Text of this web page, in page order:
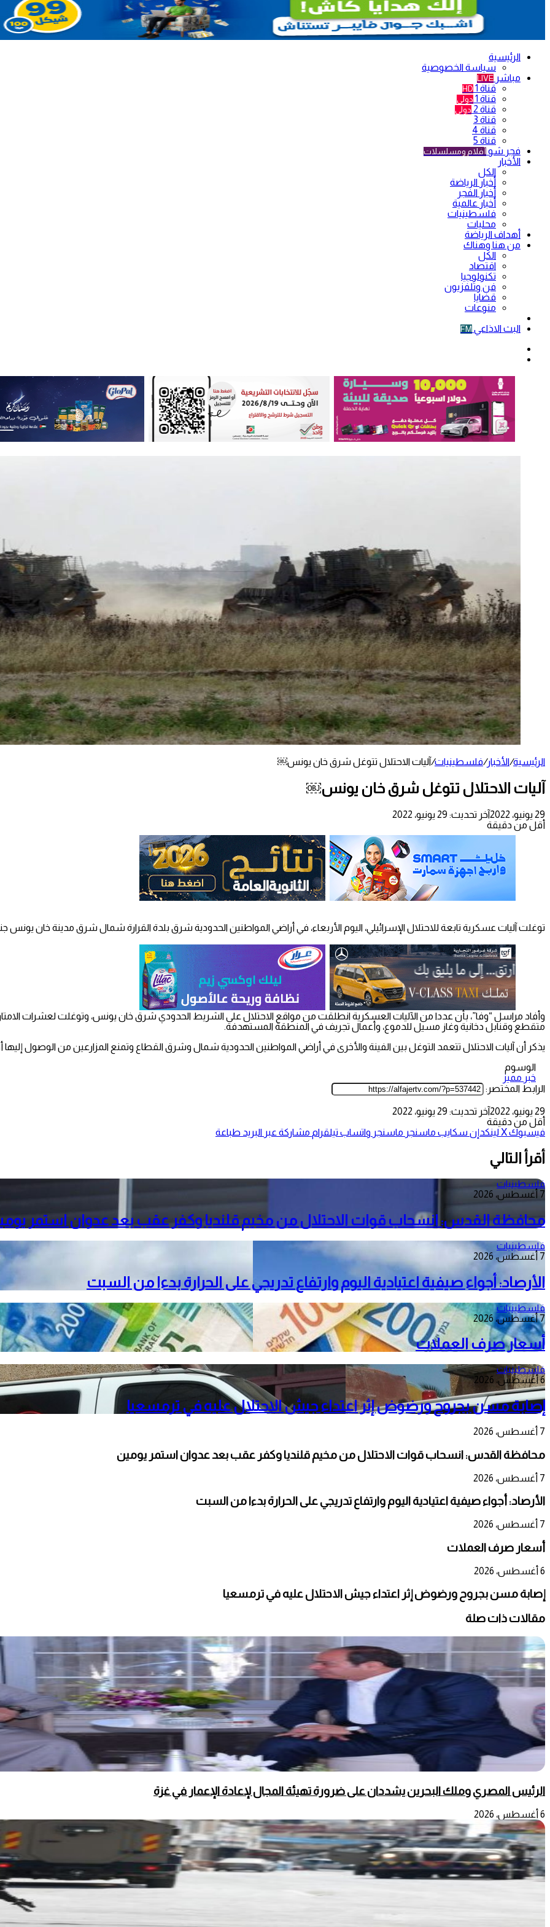
الرئيسية
سياسة الخصوصية
مباشر LIVE
قناة 1 HD
قناة 1 دولي
قناة 2 دولي
قناة 3
قناة 4
قناة 5
فجر شو أفلام ومسلسلات
الأخبار
الكل
أخبار الرياضة
أخبار الفجر
أخبار عالمية
فلسطينيات
محليات
أهداف الرياضة
من هنا وهناك
الكل
اقتصاد
تكنولوجيا
فن وتلفزيون
قضايا
منوعات
البث الاذاعي FM
الرئيسية/الأخبار/فلسطينيات/آليات الاحتلال تتوغل شرق خان يونس￼
آليات الاحتلال تتوغل شرق خان يونس￼
29 يونيو، 2022
آخر تحديث: 29 يونيو، 2022
أقل من دقيقة
توغلت آليات عسكرية تابعة للاحتلال الإسرائيلي، اليوم الأربعاء، في أراضي المواطنين الحدودية شرق بلدة القرارة شمال شرق مدينة خان
وأفاد مراسل “وفا”، بأن عددا من الآليات العسكرية انطلقت من مواقع الاحتلال على الشريط الحدودي شرق خان يونس، وتوغلت لعشرات الامتار
متقطع وقنابل دخانية وغاز مسيل للدموع، وأعمال تجريف في المنطقة المستهدفة.
يذكر أن آليات الاحتلال تتعمد التوغل بين الفينة والأخرى في أراضي المواطنين الحدودية شمال وشرق القطاع وتمنع المزارعين من الوصول إليها
الوسوم
خبر مميز
الرابط المختصر:
29 يونيو، 2022
آخر تحديث: 29 يونيو، 2022
أقل من دقيقة
فيسبوك‫Xلينكدإن سكايب ماسنجر ماسنجر واتساب تيلقرام مشاركة عبر البريد طباعة
أقرأ التالي
فلسطينيات
7 أغسطس، 2026
محافظة القدس: انسحاب قوات الاحتلال من مخيم قلنديا وكفر عقب بعد عدوان استمر
فلسطينيات
7 أغسطس، 2026
الأرصاد: أجواء صيفية اعتيادية اليوم وارتفاع تدريجي على الحرارة بدءا من السبت
فلسطينيات
7 أغسطس، 2026
أسعار صرف العملات
فلسطينيات
6 أغسطس، 2026
إصابة مسن بجروح ورضوض إثر اعتداء جيش الاحتلال عليه في ترمسعيا
7 أغسطس، 2026
محافظة القدس: انسحاب قوات الاحتلال من مخيم قلنديا وكفر عقب بعد عدوان استمر يومين
7 أغسطس، 2026
الأرصاد: أجواء صيفية اعتيادية اليوم وارتفاع تدريجي على الحرارة بدءا من السبت
7 أغسطس، 2026
أسعار صرف العملات
6 أغسطس، 2026
إصابة مسن بجروح ورضوض إثر اعتداء جيش الاحتلال عليه في ترمسعيا
مقالات ذات صلة
الرئيس المصري وملك البحرين يشددان على ضرورة تهيئة المجال لإعادة الإعمار في غزة
6 أغسطس، 2026